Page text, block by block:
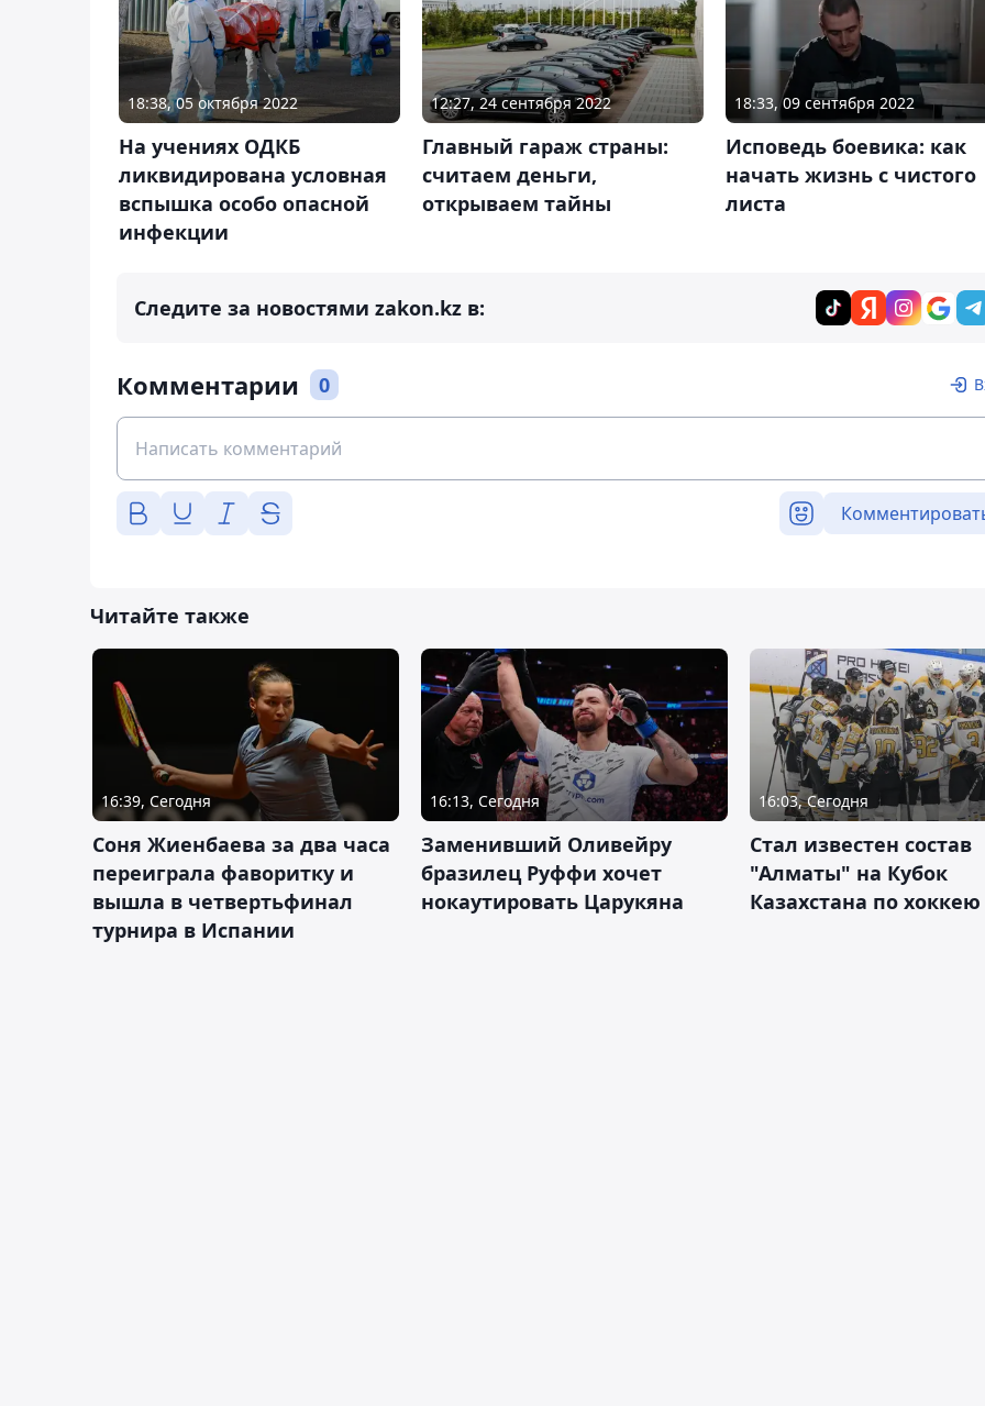
18:38, 05 октября 2022
На учениях ОДКБ
ликвидирована условная
вспышка особо опасной
инфекции
12:27, 24 сентября 2022
Главный гараж страны:
считаем деньги,
открываем тайны
18:33, 09 сентября 2022
Исповедь боевика: как
начать жизнь с чистого
листа
Следите за новостями zakon.kz в:
Комментарии 0
Читайте также
16:39, Сегодня
Соня Жиенбаева за два часа
переиграла фаворитку и
вышла в четвертьфинал
турнира в Испании
16:13, Сегодня
Заменивший Оливейру
бразилец Руффи хочет
нокаутировать Царукяна
16:03, Сегодня
Стал известен состав
"Алматы" на Кубок
Казахстана по хоккею